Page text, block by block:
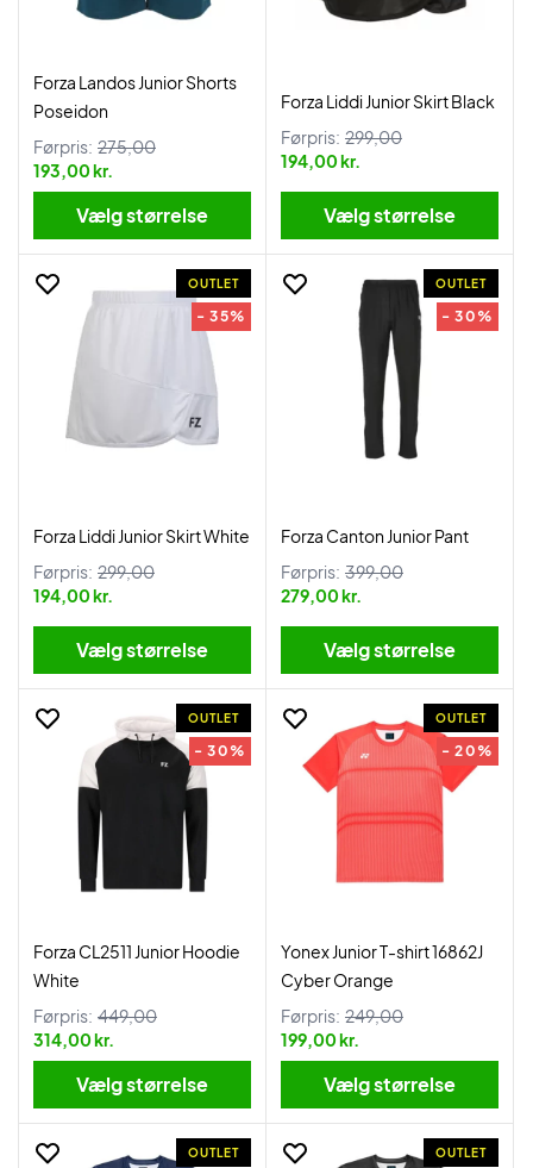
Forza Landos Junior Shorts
Poseidon
Førpris: 275,00
193,00 kr.
Vælg størrelse
Forza Liddi Junior Skirt Black
Førpris: 299,00
194,00 kr.
Vælg størrelse
OUTLET
- 35%
Forza Liddi Junior Skirt White
Førpris: 299,00
194,00 kr.
Vælg størrelse
OUTLET
- 30%
Forza Canton Junior Pant
Førpris: 399,00
279,00 kr.
Vælg størrelse
OUTLET
- 30%
Forza CL2511 Junior Hoodie
White
Førpris: 449,00
314,00 kr.
Vælg størrelse
OUTLET
- 20%
Yonex Junior T-shirt 16862J
Cyber Orange
Førpris: 249,00
199,00 kr.
Vælg størrelse
OUTLET OUTLET